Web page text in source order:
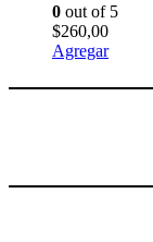
0 out of 5
$260,00
Agregar